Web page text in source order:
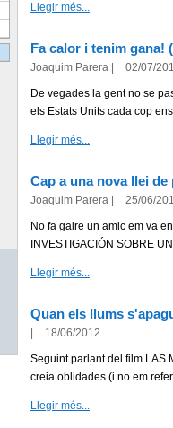
Llegir més...
Fa calor i tenim gana!
Joaquim Parera 02/07/
De vegades la gent no se
els Estats Units cada cop
Llegir més...
Cap a una nova llei
Joaquim Parera 25/06/
No fa gaire un amic em va
INVESTIGACIÓN SOBRE
Llegir més...
Quan els llums
18/06/2012
Seguint parlant del film LAS
creia oblidades (i no em
Llegir més...